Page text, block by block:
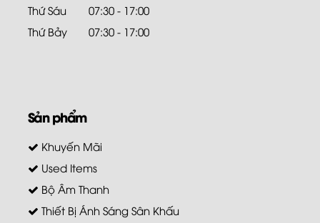
Thứ Sáu
07:30 - 17:00
Thứ Bảy
07:30 - 17:00
Sản phẩm
Khuyến Mãi
Used Items
Bộ Âm Thanh
Thiết Bị Ánh Sáng Sân Khấu